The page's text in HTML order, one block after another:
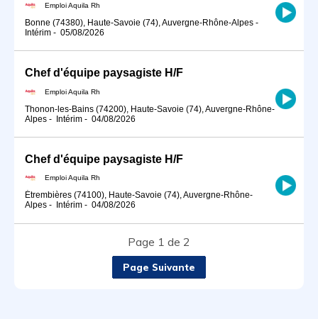
Emploi Aquila Rh
Bonne (74380), Haute-Savoie (74), Auvergne-Rhône-Alpes -
Intérim - 05/08/2026
Chef d'équipe paysagiste H/F
Emploi Aquila Rh
Thonon-les-Bains (74200), Haute-Savoie (74), Auvergne-Rhône-
Alpes - Intérim - 04/08/2026
Chef d'équipe paysagiste H/F
Emploi Aquila Rh
Étrembières (74100), Haute-Savoie (74), Auvergne-Rhône-
Alpes - Intérim - 04/08/2026
Page 1 de 2
Page Suivante